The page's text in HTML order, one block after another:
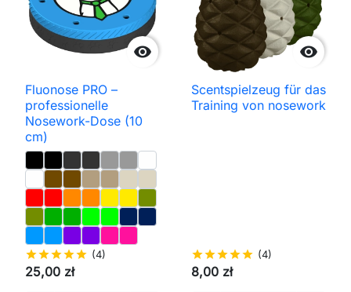

Fluonose PRO –
professionelle
Nosework-Dose (10
cm)
starstarstarstarstar (4)
25,00 zł

Scentspielzeug für das
Training von nosework
starstarstarstarstar (4)
8,00 zł